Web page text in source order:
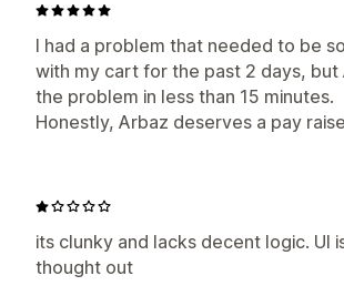
I had a problem that needed to be
with my cart for the past 2 days,
the problem in less than 15 minutes.
Honestly, Arbaz deserves a pay
its clunky and lacks decent logic. UI
thought out